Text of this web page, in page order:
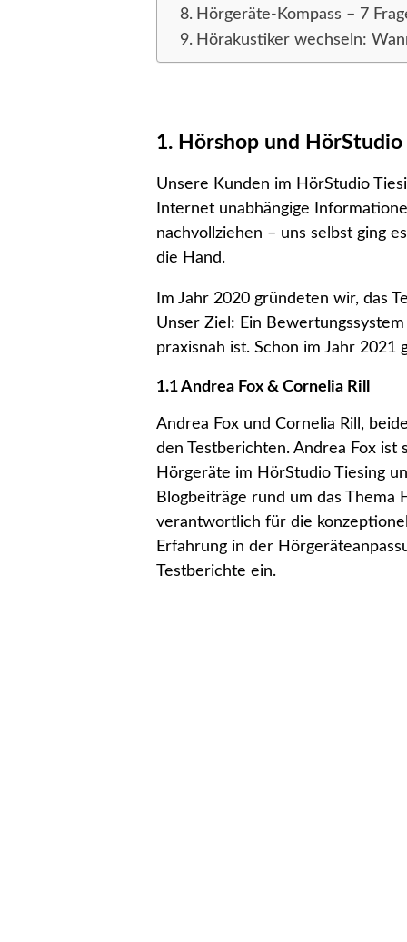
Hörgeräte-Kompass – 7
Hörakustiker wechseln:
1. Hörshop und
Unsere Kunden im HörStudio
Internet unabhängige
nachvollziehen – uns selbst ging
die Hand.
Im Jahr 2020 gründeten wir, das
Unser Ziel: Ein
praxisnah ist. Schon im Jahr
1.1 Andrea Fox & Cornelia Rill
Andrea Fox und Cornelia Rill,
den Testberichten. Andrea Fox ist
Hörgeräte im HörStudio Tiesing
Blogbeiträge rund um das Thema
verantwortlich für die
Erfahrung in der
Testberichte ein.